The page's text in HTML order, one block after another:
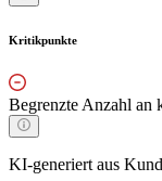
Kritikpunkte
Begrenzte Anzahl an
KI-generiert aus